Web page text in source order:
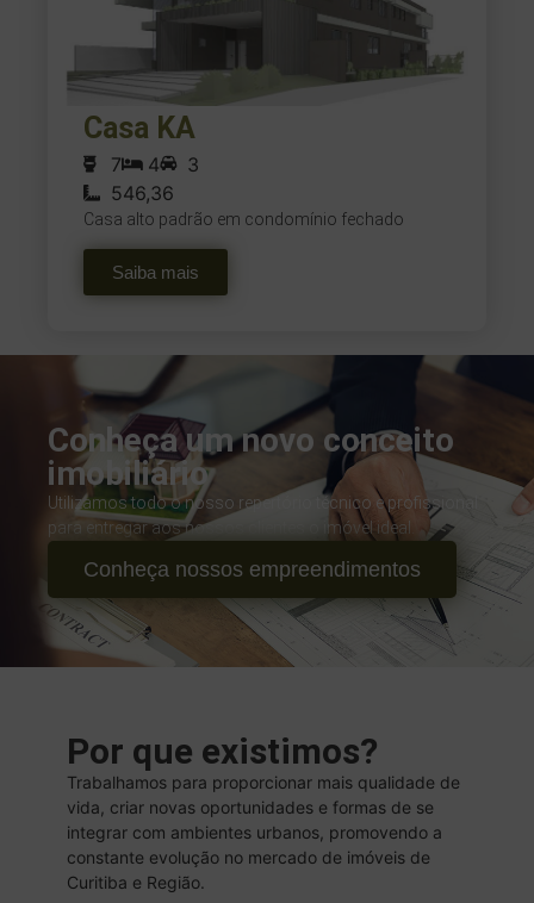
Casa KA
7 4
3
546,36
Casa alto padrão em condomínio fechado
Saiba mais
Conheça um novo conceito
imobiliário
Utilizamos todo o nosso repertório técnico e profissional
para entregar aos nossos clientes o imóvel ideal.
Conheça nossos empreendimentos
Por que existimos?
Trabalhamos para proporcionar mais qualidade de
vida, criar novas oportunidades e formas de se
integrar com ambientes urbanos, promovendo a
constante evolução no mercado de imóveis de
Curitiba e Região.